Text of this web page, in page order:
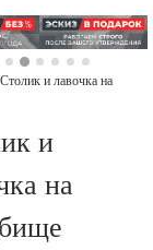
Столик и лавочка на
и
на